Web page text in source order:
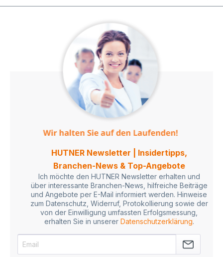
HUTNER Newsletter | Insidertipps,
Branchen-News & Top-Angebote
Ich möchte den HUTNER Newsletter erhalten und
über interessante Branchen-News, hilfreiche Beiträge
und Angebote per E-Mail informiert werden. Hinweise
zum Datenschutz, Widerruf, Protokollierung sowie der
von der Einwilligung umfassten Erfolgsmessung,
erhalten Sie in unserer Datenschutzerklärung.